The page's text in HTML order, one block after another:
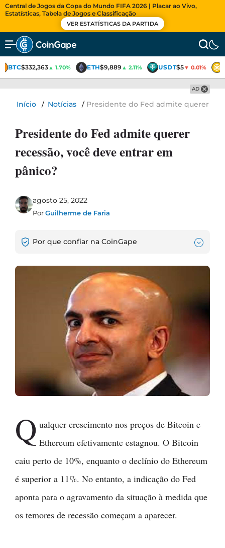
Central de Jogos da Copa do Mundo FIFA 2026 | Placar ao Vivo,
Estatísticas, Tabela de Jogos e Classificação
VER ESTATÍSTICAS DA PARTIDA
BTC$332,363▲ 1.70% ETH$9,889▲ 2.11% USDT$5▼ 0.01%
AD
Início / Notícias / Presidente do Fed admite querer
Presidente do Fed admite querer
recessão, você deve entrar em
pânico?
agosto 25, 2022
PorGuilherme de Faria
Por que confiar na CoinGape
Q ualquer crescimento nos preços de Bitcoin e
Ethereum efetivamente estagnou. O Bitcoin
caiu perto de 10%, enquanto o declínio do Ethereum
é superior a 11%. No entanto, a indicação do Fed
aponta para o agravamento da situação à medida que
os temores de recessão começam a aparecer.